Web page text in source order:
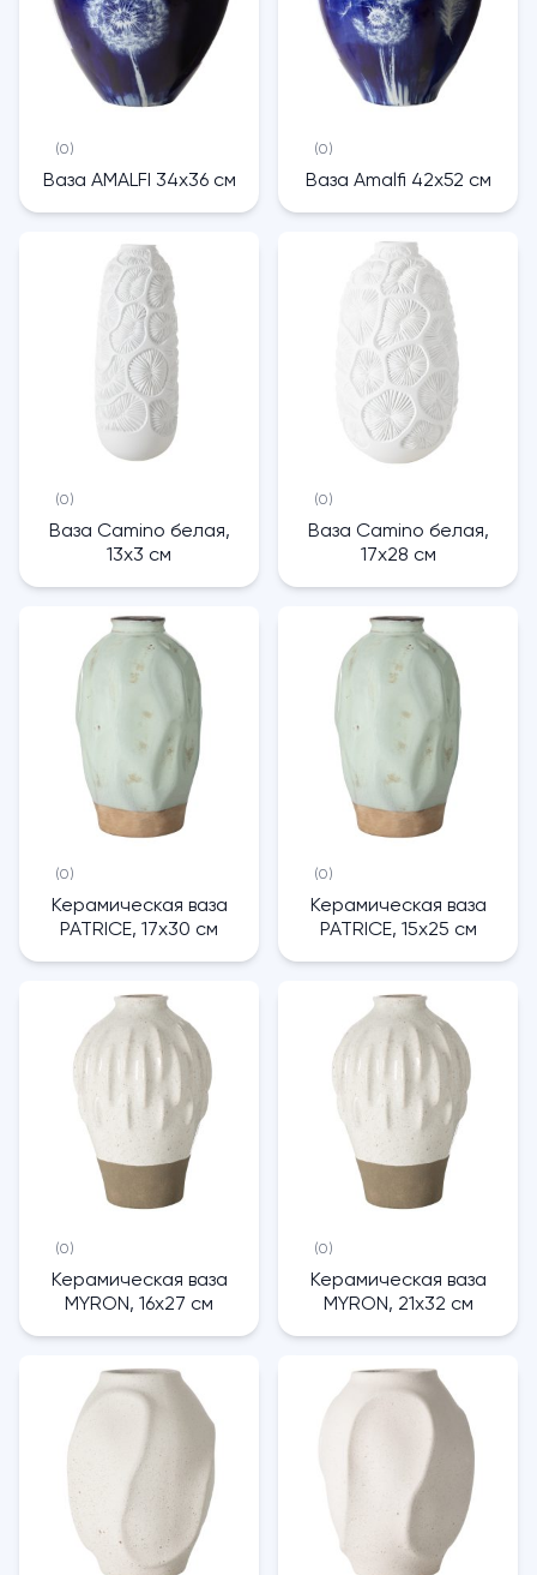
(0)
Ваза AMALFI 34х36 см
(0)
Ваза Amalfi 42х52 см
(0)
Ваза Camino белая,
13х3 см
(0)
Ваза Camino белая,
17х28 см
(0)
Керамическая ваза
PATRICE, 17х30 см
(0)
Керамическая ваза
PATRICE, 15х25 см
(0)
Керамическая ваза
MYRON, 16x27 см
(0)
Керамическая ваза
MYRON, 21x32 см